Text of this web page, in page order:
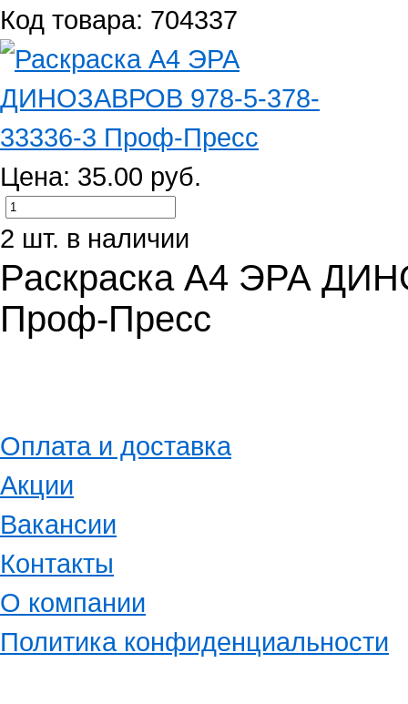
Код товара: 704337
Цена: 35.00 руб.
2 шт. в наличии
Раскраска А4 ЭРА
Проф-Пресс
Оплата и доставка
Акции
Вакансии
Контакты
О компании
Политика конфиденциальности